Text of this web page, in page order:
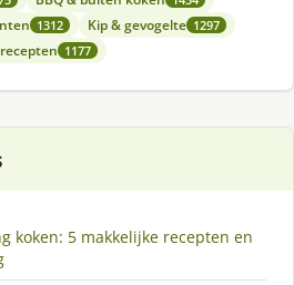
1312 Kip & gevogelte 1297
1177
koken: 5 makkelijke recepten en